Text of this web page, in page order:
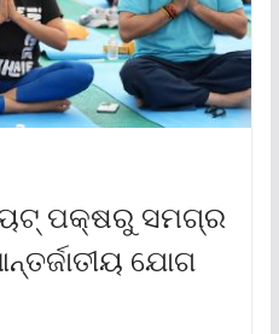
ପକ୍ଷରୁ ସମଗ୍ର
ଯୋଗ